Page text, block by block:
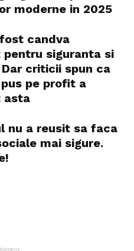
moderne in 2025
candva
pentru siguranta si
criticii spun ca
pe profit a
asta
nu a reusit sa faca
mai sigure.
-